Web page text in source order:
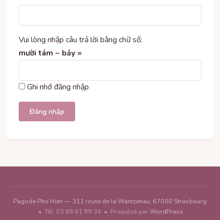
Vui lòng nhập câu trả lời bằng chữ số:
mười tám − bảy =
Ghi nhớ đăng nhập
Đăng nhập
Pagode Pho Hien — 311 route de la Wantzenau, 67000 Strasbourg
• Tél. 03 88 61 99 34 • Propulsé par WordPress